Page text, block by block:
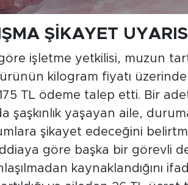
ŞİKAYET
işletme yetkilisi, muzun
kilogram fiyatı
TL ödeme talep etti. Bir
şaşkınlık yaşayan aile,
şikayet edeceğini
göre başka bir görevli
kaynaklandığını